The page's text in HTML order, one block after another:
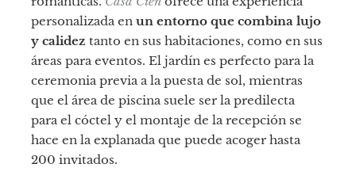
personalizada enun entorno que combina lujo
y calidez tanto en sus habitaciones, como en sus
áreas para eventos. El jardín es perfecto para la
ceremonia previa a la puesta de sol, mientras
que el área de piscina suele ser la predilecta
para el cóctel y el montaje de la recepción se
hace en la explanada que puede acoger hasta
200 invitados.